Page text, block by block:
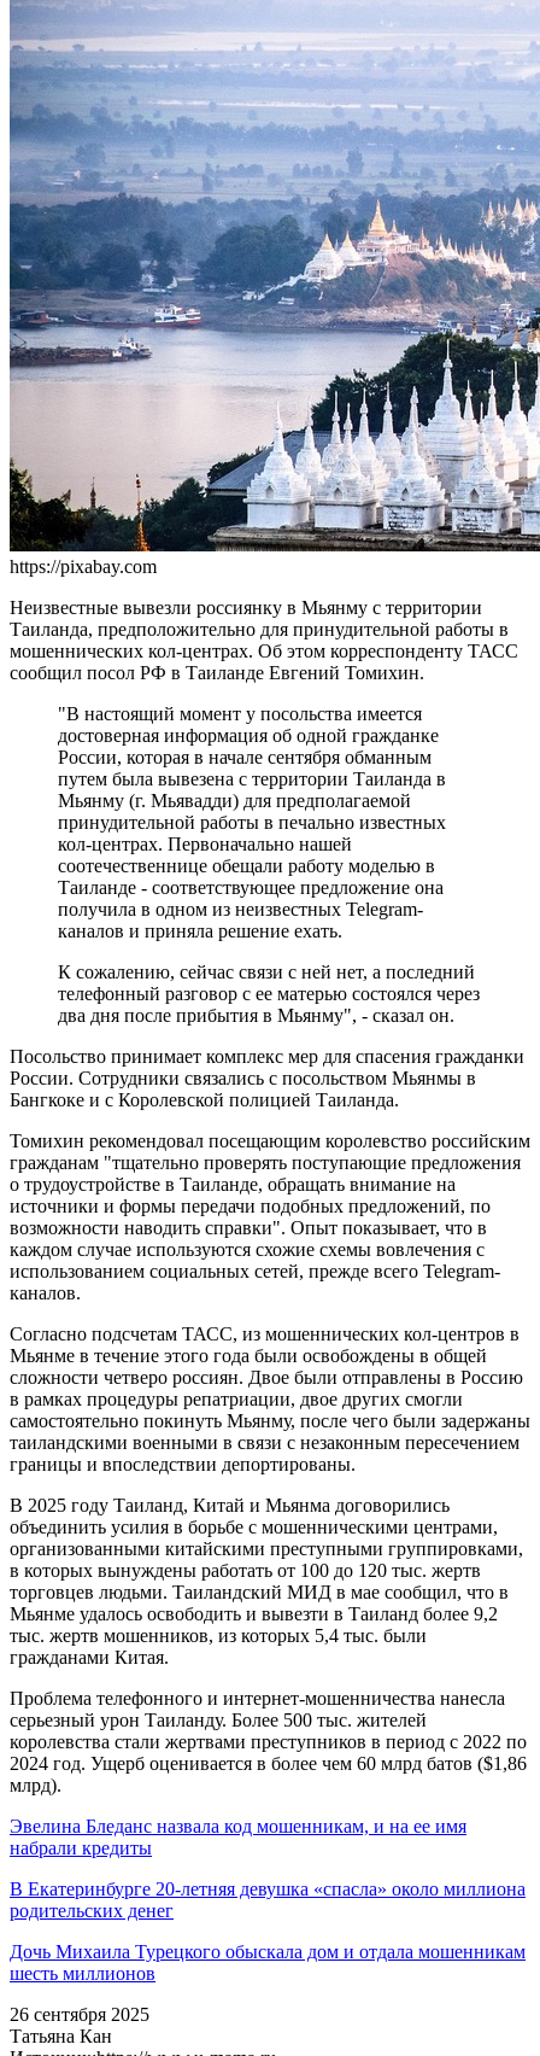
https://pixabay.com
Неизвестные вывезли россиянку в Мьянму с территории
Таиланда, предположительно для принудительной работы в
мошеннических кол-центрах. Об этом корреспонденту ТАСС
сообщил посол РФ в Таиланде Евгений Томихин.
"В настоящий момент у посольства имеется
достоверная информация об одной гражданке
России, которая в начале сентября обманным
путем была вывезена с территории Таиланда в
Мьянму (г. Мьявадди) для предполагаемой
принудительной работы в печально известных
кол-центрах. Первоначально нашей
соотечественнице обещали работу моделью в
Таиланде - соответствующее предложение она
получила в одном из неизвестных Telegram-
каналов и приняла решение ехать.
К сожалению, сейчас связи с ней нет, а последний
телефонный разговор с ее матерью состоялся через
два дня после прибытия в Мьянму", - сказал он.
Посольство принимает комплекс мер для спасения гражданки
России. Сотрудники связались с посольством Мьянмы в
Бангкоке и с Королевской полицией Таиланда.
Томихин рекомендовал посещающим королевство российским
гражданам "тщательно проверять поступающие предложения
о трудоустройстве в Таиланде, обращать внимание на
источники и формы передачи подобных предложений, по
возможности наводить справки". Опыт показывает, что в
каждом случае используются схожие схемы вовлечения с
использованием социальных сетей, прежде всего Telegram-
каналов.
Согласно подсчетам ТАСС, из мошеннических кол-центров в
Мьянме в течение этого года были освобождены в общей
сложности четверо россиян. Двое были отправлены в Россию
в рамках процедуры репатриации, двое других смогли
самостоятельно покинуть Мьянму, после чего были задержаны
таиландскими военными в связи с незаконным пересечением
границы и впоследствии депортированы.
В 2025 году Таиланд, Китай и Мьянма договорились
объединить усилия в борьбе с мошенническими центрами,
организованными китайскими преступными группировками,
в которых вынуждены работать от 100 до 120 тыс. жертв
торговцев людьми. Таиландский МИД в мае сообщил, что в
Мьянме удалось освободить и вывезти в Таиланд более 9,2
тыс. жертв мошенников, из которых 5,4 тыс. были
гражданами Китая.
Проблема телефонного и интернет-мошенничества нанесла
серьезный урон Таиланду. Более 500 тыс. жителей
королевства стали жертвами преступников в период с 2022 по
2024 год. Ущерб оценивается в более чем 60 млрд батов ($1,86
млрд).
Эвелина Бледанс назвала код мошенникам, и на ее имя
набрали кредиты
В Екатеринбурге 20-летняя девушка «спасла» около миллиона
родительских денег
Дочь Михаила Турецкого обыскала дом и отдала мошенникам
шесть миллионов
26 сентября 2025
Татьяна Кан